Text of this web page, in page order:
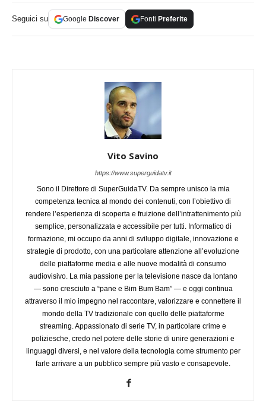
Seguici su Google Discover Fonti Preferite
Vito Savino
https://www.superguidatv.it
Sono il Direttore di SuperGuidaTV. Da sempre unisco la mia
competenza tecnica al mondo dei contenuti, con l’obiettivo di
rendere l’esperienza di scoperta e fruizione dell’intrattenimento più
semplice, personalizzata e accessibile per tutti. Informatico di
formazione, mi occupo da anni di sviluppo digitale, innovazione e
strategie di prodotto, con una particolare attenzione all’evoluzione
delle piattaforme media e alle nuove modalità di consumo
audiovisivo. La mia passione per la televisione nasce da lontano
— sono cresciuto a “pane e Bim Bum Bam” — e oggi continua
attraverso il mio impegno nel raccontare, valorizzare e connettere il
mondo della TV tradizionale con quello delle piattaforme
streaming. Appassionato di serie TV, in particolare crime e
poliziesche, credo nel potere delle storie di unire generazioni e
linguaggi diversi, e nel valore della tecnologia come strumento per
farle arrivare a un pubblico sempre più vasto e consapevole.